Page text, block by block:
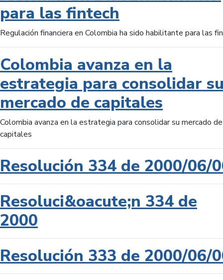
para las fintech
Regulación financiera en Colombia ha sido habilitante para las
Colombia avanza en la
estrategia para consolidar
mercado de capitales
Colombia avanza en la estrategia para consolidar su mercado de
capitales
Resolución 334 de 2000/06/
Resoluci&oacute;n 334 de
2000
Resolución 333 de 2000/06/